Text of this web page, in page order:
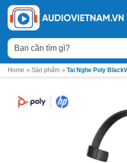
Bỏ
qua
nội
dung
Tìm
kiếm:
Home » Sản phẩm » Tai Nghe Poly